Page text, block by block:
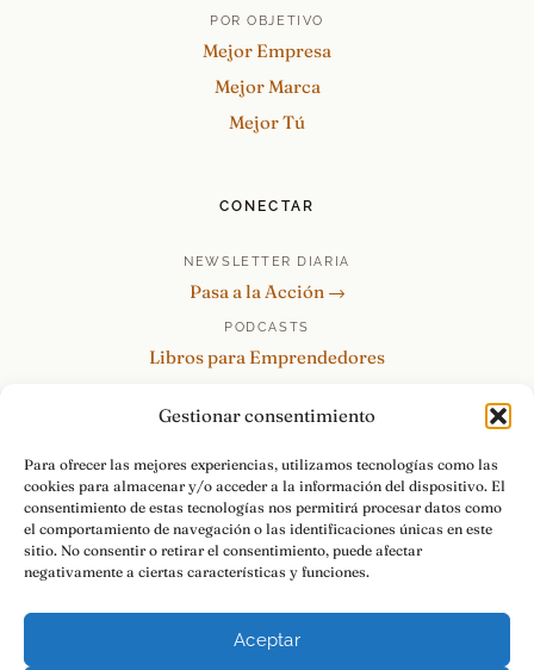
Gestionar consentimiento
Para ofrecer las mejores experiencias, utilizamos tecnologías como las
cookies para almacenar y/o acceder a la información del dispositivo. El
consentimiento de estas tecnologías nos permitirá procesar datos como
el comportamiento de navegación o las identificaciones únicas en este
sitio. No consentir o retirar el consentimiento, puede afectar
negativamente a ciertas características y funciones.
Aceptar
POR OBJETIVO
Mejor Empresa
Mejor Marca
Mejor Tú
CONECTAR
NEWSLETTER DIARIA
Pasa a la Acción →
PODCASTS
Libros para Emprendedores
re:Invéntate / PowerSkills
MENTOR360
HABLAMOS
Contacto y consultas →